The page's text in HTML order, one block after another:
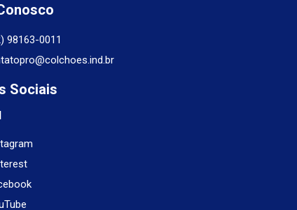
98163-0011
Sociais